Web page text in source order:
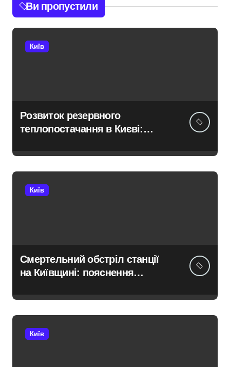
Ви пропустили
Київ
Розвиток резервного
теплопостачання в Києві:
відновлення укладають
контракти на понад 1,5 ГВт
потужностей
Київ
Смертельний обстріл станції
на Київщині: пояснення
руху поїздів під час атак
Київ